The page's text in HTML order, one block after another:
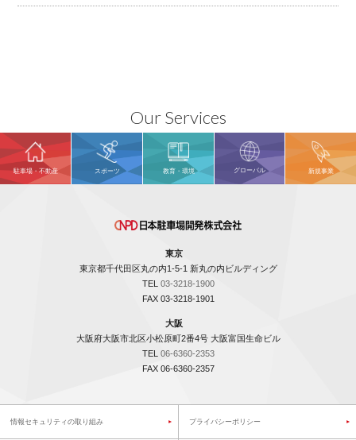
Our Services
駐車場・不動産 スポーツ 教育・環境 グローバル 新規事業
東京
東京都千代田区丸の内1-5-1 新丸の内ビルディング
TEL 03-3218-1900
FAX 03-3218-1901
大阪
大阪府大阪市北区小松原町2番4号 大阪富国生命ビル
TEL 06-6360-2353
FAX 06-6360-2357
情報セキュリティの取り組み プライバシーポリシー